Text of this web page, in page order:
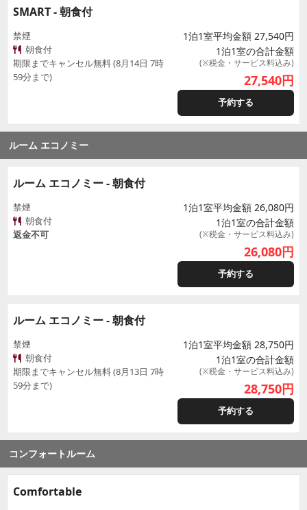
SMART - 朝食付
禁煙
朝食付
期限までキャンセル無料 (8月14日 7時
59分まで)
1泊1室平均金額 27,540円
1泊1室の合計金額
(※税金・サービス料込み)
27,540円
予約する
ルーム エコノミー
ルーム エコノミー - 朝食付
禁煙
朝食付
返金不可
1泊1室平均金額 26,080円
1泊1室の合計金額
(※税金・サービス料込み)
26,080円
予約する
ルーム エコノミー - 朝食付
禁煙
朝食付
期限までキャンセル無料 (8月13日 7時
59分まで)
1泊1室平均金額 28,750円
1泊1室の合計金額
(※税金・サービス料込み)
28,750円
予約する
コンフォートルーム
Comfortable